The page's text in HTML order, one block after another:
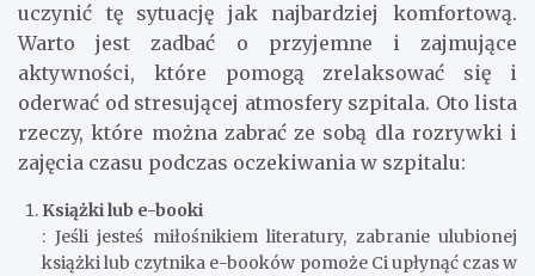
uczynić tę sytuację jak najbardziej komfortową.
Warto jest zadbać o przyjemne i zajmujące
aktywności, które pomogą zrelaksować się i
oderwać od stresującej atmosfery szpitala. Oto lista
rzeczy, które można zabrać ze sobą dla rozrywki i
zajęcia czasu podczas oczekiwania w szpitalu:
Książki lub e-booki
: Jeśli jesteś miłośnikiem literatury, zabranie ulubionej
książki lub czytnika e-booków pomoże Ci upłynąć czas w